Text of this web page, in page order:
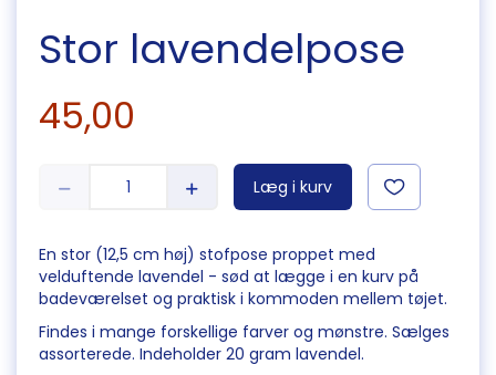
Stor lavendelpose
45,00
Læg i kurv
En stor (12,5 cm høj) stofpose proppet med
velduftende lavendel - sød at lægge i en kurv på
badeværelset og praktisk i kommoden mellem tøjet.
Findes i mange forskellige farver og mønstre. Sælges
assorterede. Indeholder 20 gram lavendel.